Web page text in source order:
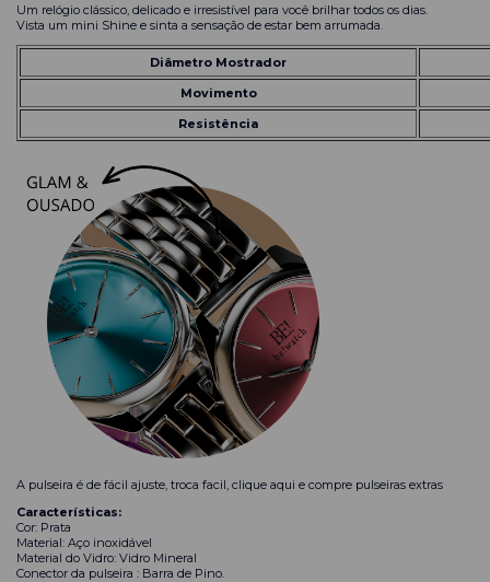
Um relógio clássico, delicado e irresistível para você brilhar todos os dias.
Vista um mini Shine e sinta a sensação de estar bem arrumada.
Diâmetro Mostrador
Movimento
Resistência
A pulseira é de fácil ajuste, troca facil, clique aqui e compre pulseiras extras
Características:
Cor: Prata
Material: Aço inoxidável
Material do Vidro: Vidro Mineral
Conector da pulseira : Barra de Pino.